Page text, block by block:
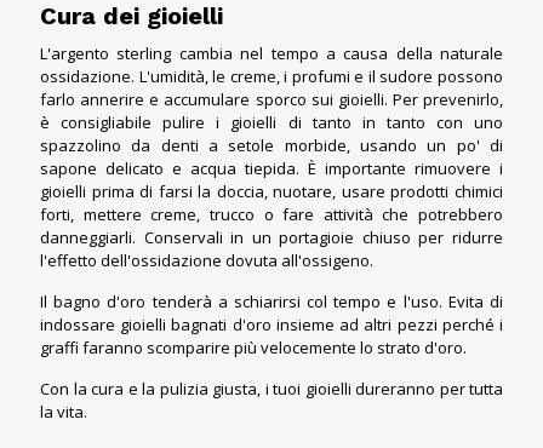
Cura dei gioielli
L'argento sterling cambia nel tempo a causa della naturale
ossidazione. L'umidità, le creme, i profumi e il sudore possono
farlo annerire e accumulare sporco sui gioielli. Per prevenirlo,
è consigliabile pulire i gioielli di tanto in tanto con uno
spazzolino da denti a setole morbide, usando un po' di
sapone delicato e acqua tiepida. È importante rimuovere i
gioielli prima di farsi la doccia, nuotare, usare prodotti chimici
forti, mettere creme, trucco o fare attività che potrebbero
danneggiarli. Conservali in un portagioie chiuso per ridurre
l'effetto dell'ossidazione dovuta all'ossigeno.
Il bagno d'oro tenderà a schiarirsi col tempo e l'uso. Evita di
indossare gioielli bagnati d'oro insieme ad altri pezzi perché i
graffi faranno scomparire più velocemente lo strato d'oro.
Con la cura e la pulizia giusta, i tuoi gioielli dureranno per tutta
la vita.